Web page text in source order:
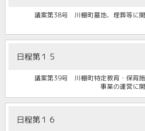
議案第38号 川棚町墓地、埋葬等に
日程第１５
議案第39号 川棚町特定教育・保育
事業の運営に
日程第１６